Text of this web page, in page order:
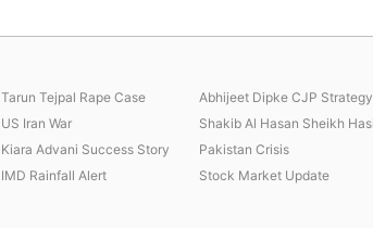
Tarun Tejpal Rape Case Abhijeet Dipke CJP Strategy
US Iran War
Kiara Advani Success Story Pakistan Crisis
IMD Rainfall Alert Stock Market Update